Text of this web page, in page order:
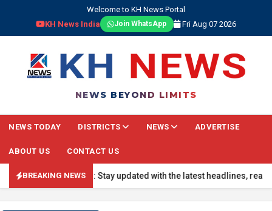
Welcome to KH News Portal
KH News India
Join WhatsApp Fri Aug 07 2026
NEWS BEYOND LIMITS
NEWS TODAY DISTRICTS NEWS ADVERTISE
ABOUT US CONTACT US
BREAKING NEWS
🔴 BREAKING NEWS: Stay updated with the latest headlines,